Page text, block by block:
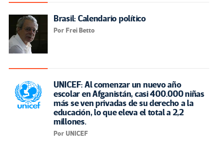
Brasil: Calendario político
Por Frei Betto
UNICEF: Al comenzar un nuevo año
escolar en Afganistán, casi 400.000 niñas
más se ven privadas de su derecho a la
educación, lo que eleva el total a 2,2
millones.
Por UNICEF